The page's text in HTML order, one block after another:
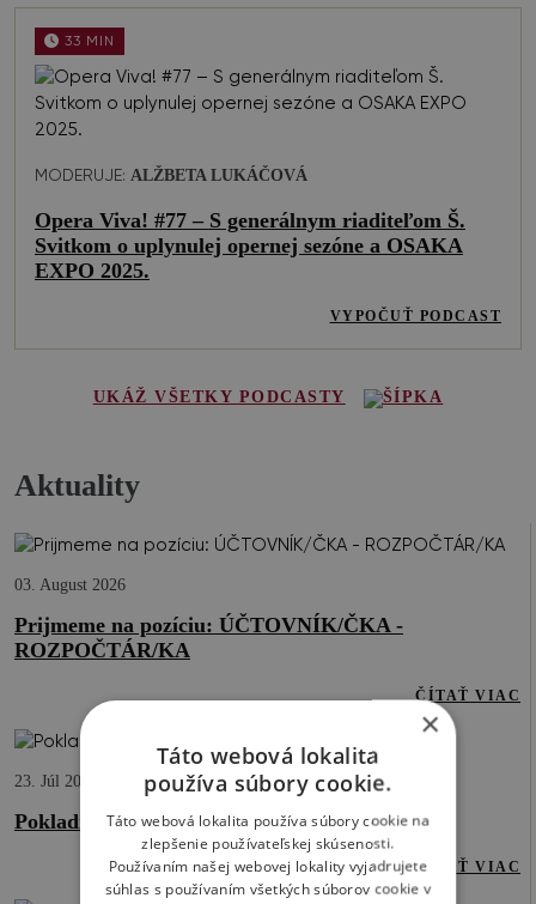
33 MIN
MODERUJE: ALŽBETA LUKÁČOVÁ
Opera Viva! #77 – S generálnym riaditeľom Š.
Svitkom o uplynulej opernej sezóne a OSAKA
EXPO 2025.
VYPOČUŤ PODCAST
UKÁŽ VŠETKY PODCASTY
Aktuality
03. August 2026
Prijmeme na pozíciu: ÚČTOVNÍK/ČKA -
ROZPOČTÁR/KA
ČÍTAŤ VIAC
23. Júl 2026
Pokladnica otvorená opäť od 26.8.2026
ČÍTAŤ VIAC
×
Táto webová lokalita
používa súbory cookie.
Táto webová lokalita používa súbory cookie na
zlepšenie používateľskej skúsenosti.
Používaním našej webovej lokality vyjadrujete
súhlas s používaním všetkých súborov cookie v